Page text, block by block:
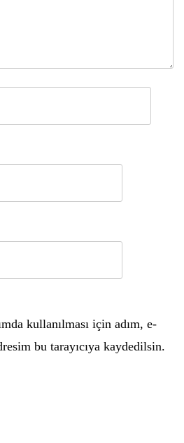
kullanılması için adım, e-
bu tarayıcıya kaydedilsin.